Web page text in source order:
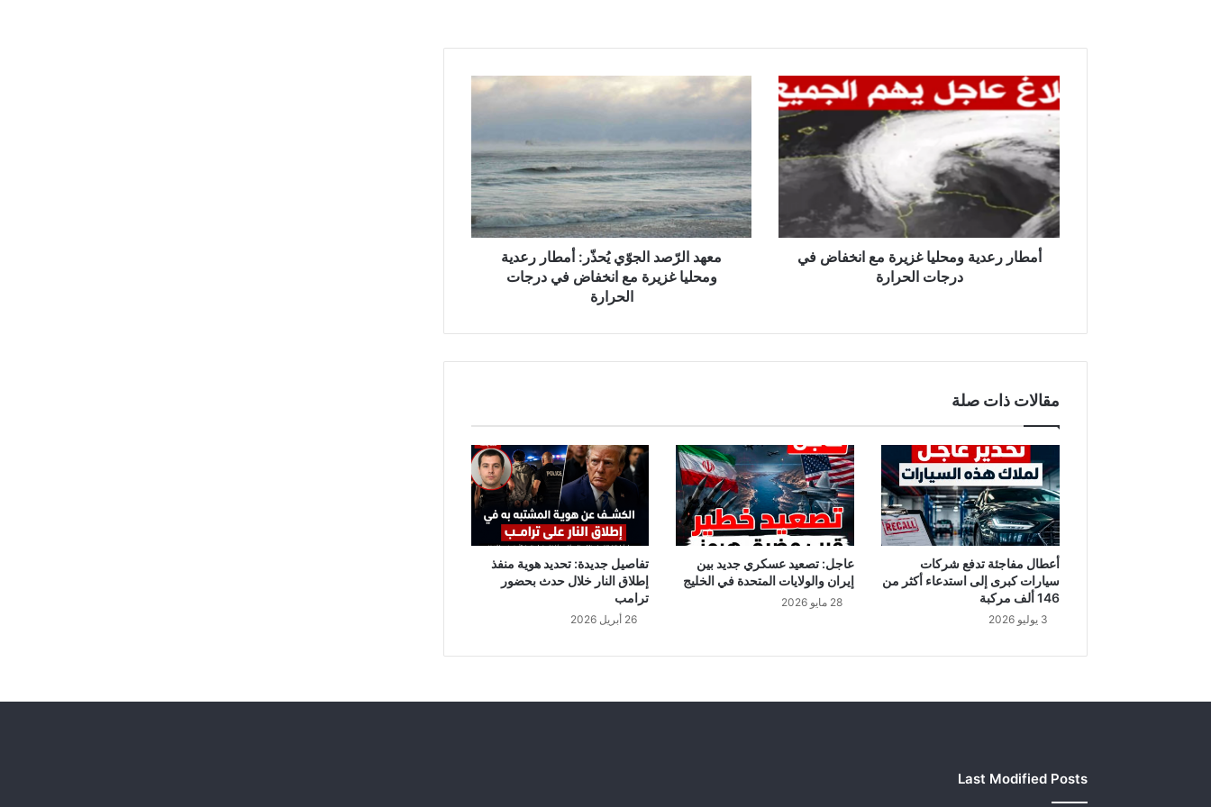
أ
م
ا
ر
ر
ع
د
ي
ل
ز
ي
ر
م
ع
ا
ن
خ
ف
ا
ض
ي
ل
ح
أمطار رعدية ومحليا غزيرة مع انخفاض في
درجات الحرارة
ع
د
ا
ل
رّ
ص
د
ي
:
أ
م
ط
ا
ر
ر
د
م
معهد الرّصد الجوّي يُحذّر: أمطار رعدية
ومحليا غزيرة مع انخفاض في درجات
الحرارة
مقالات ذات صلة
أعطال مفاجئة تدفع شركات
سيارات كبرى إلى استدعاء أكثر من
146 ألف مركبة
3 يوليو 2026
عاجل: تصعيد عسكري جديد بين
إيران والولايات المتحدة في الخليج
28 مايو 2026
تفاصيل جديدة: تحديد هوية منفذ
إطلاق النار خلال حدث بحضور
ترامب
26 أبريل 2026
Last Modified Posts